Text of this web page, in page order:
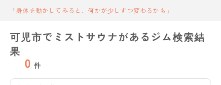
「身体を動かしてみると、何かが少しずつ変わるかも」
可児市でミストサウナがあるジム検索結
果
0 件